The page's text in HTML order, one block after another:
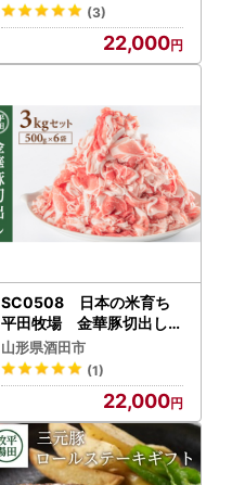
(3)
22,000
SC0508 日本の米育ち
平田牧場 金華豚切出し
3kg(500g×6パック)
山形県酒田市
(1)
22,000